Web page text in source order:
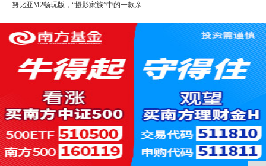
努比亚M2畅玩版，“摄影家族”中的一款亲